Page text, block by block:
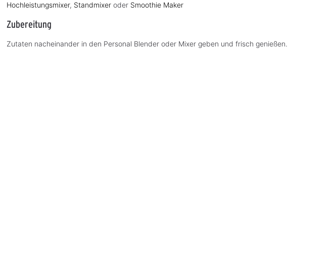
Hochleistungsmixer, Standmixer oder Smoothie Maker
Zubereitung
Zutaten nacheinander in den Personal Blender oder Mixer geben und frisch genießen.